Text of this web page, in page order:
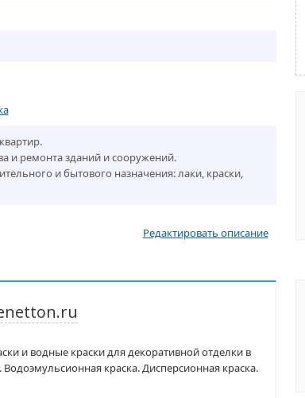
и ремонта зданий и сооружений.
и бытового назначения: лаки, краски,
Редактировать описание
и водные краски для декоративной отделки в
краска. Дисперсионная краска.